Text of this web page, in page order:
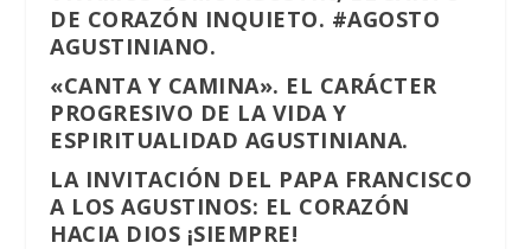
DE CORAZÓN INQUIETO. #AGOSTO
AGUSTINIANO.
«CANTA Y CAMINA». EL CARÁCTER
PROGRESIVO DE LA VIDA Y
ESPIRITUALIDAD AGUSTINIANA.
LA INVITACIÓN DEL PAPA FRANCISCO
A LOS AGUSTINOS: EL CORAZÓN
HACIA DIOS ¡SIEMPRE!